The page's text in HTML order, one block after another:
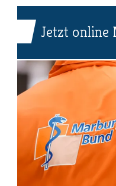
Jetzt online